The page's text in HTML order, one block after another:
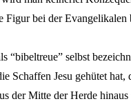
Figur bei der
selbst
Schaffen Jesu gehütet
der Mitte der Herde